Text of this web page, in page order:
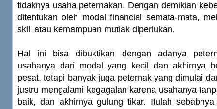
tidaknya usaha peternakan. Dengan demikian
ditentukan oleh modal financial semata-mata,
skill atau kemampuan mutlak diperlukan.
Hal ini bisa dibuktikan dengan adanya
usahanya dari modal yang kecil dan akhirnya
pesat, tetapi banyak juga peternak yang dimulai
justru mengalami kegagalan karena usahanya
baik, dan akhirnya gulung tikar. Itulah